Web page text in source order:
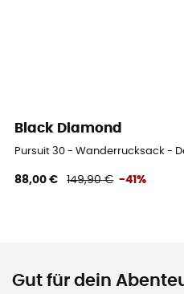
Black Diamond
Pursuit 30 - Wanderrucksack -
88,00 € 149,90 € -41%
Gut für dein